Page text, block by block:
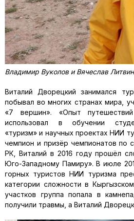
Владимир Вуколов и Вячеслав
Виталий Дворецкий занимался
побывал во многих странах мира,
«7 вершин». «Опыт
использовал в обучении
«туризм» и научных проектах НИИ
чемпион и призёр чемпионатов по
РК, Виталий в 2016 году прошёл
Юго-Западному Памиру». В июле
горных туристов НИИ туризма
категории сложности в
участков группа попала в
получили травмы, а Виталий